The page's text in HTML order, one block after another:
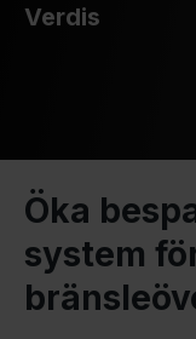
Verdis
Öka
system